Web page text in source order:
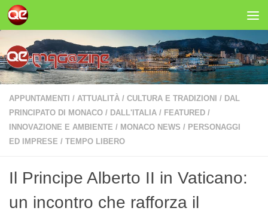
Salta al contenuto
APPUNTAMENTI / ATTUALITÀ / CULTURA E TRADIZIONI / DAL
PRINCIPATO DI MONACO / DALL'ITALIA / FEATURED /
INNOVAZIONE E AMBIENTE / MONACO NEWS / PERSONAGGI
ED IMPRESE / TEMPO LIBERO
Il Principe Alberto II in Vaticano:
un incontro che rafforza il